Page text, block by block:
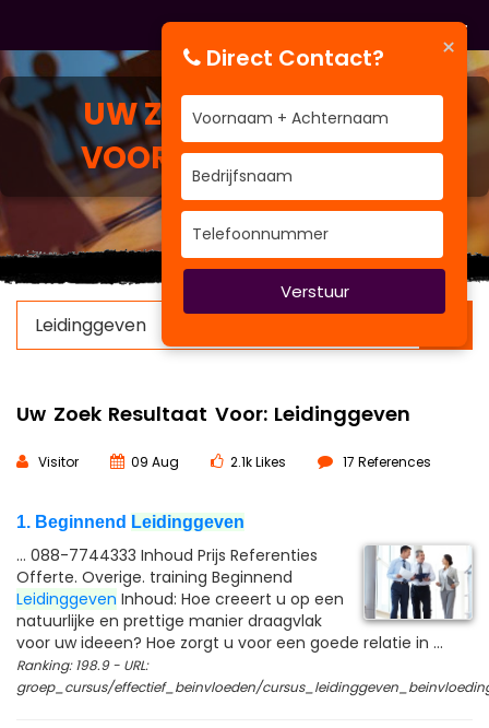
UW ZOEK RESULTAAT
VOOR:LEIDINGGEVEN
×
Uw Zoek Resultaat Voor: Leidinggeven
Visitor 09 Aug 2.1k Likes 17 References
1. Beginnend Leidinggeven
... 088-7744333 Inhoud Prijs Referenties
Offerte. Overige. training Beginnend
Leidinggeven Inhoud: Hoe creeert u op een
natuurlijke en prettige manier draagvlak
voor uw ideeen? Hoe zorgt u voor een goede relatie in ...
Ranking: 198.9 - URL:
groep_cursus/effectief_beinvloeden/
×
Direct Contact?
Verstuur